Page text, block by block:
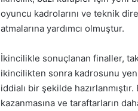
oyuncu kadrolarını ve teknik
atmalarına yardımcı olmuştur.
İkincilikle sonuçlanan finaller,
ikincilikten sonra kadrosunu
iddialı bir şekilde
kazanmasına ve taraftarların